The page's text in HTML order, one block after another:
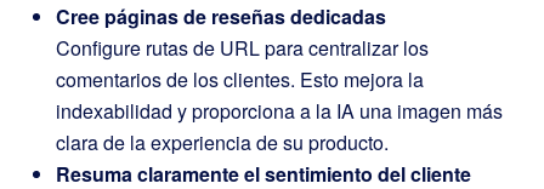
Cree páginas de reseñas dedicadas
Configure rutas de URL para centralizar los
comentarios de los clientes. Esto mejora la
indexabilidad y proporciona a la IA una imagen más
clara de la experiencia de su producto.
Resuma claramente el sentimiento del cliente